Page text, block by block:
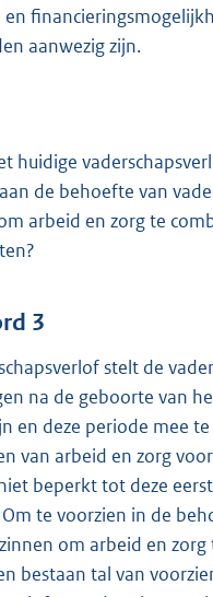
aanwezig zijn.
huidige
de behoefte van
arbeid en zorg te
3
stelt de
na de geboorte van
en deze periode mee
van arbeid en zorg
beperkt tot deze
te voorzien in de
om arbeid en
bestaan tal van